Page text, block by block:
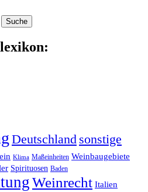
Suche
Deutschland sonstige
Klima Maßeinheiten Weinbaugebiete
Spirituosen Baden
Weinrecht Italien